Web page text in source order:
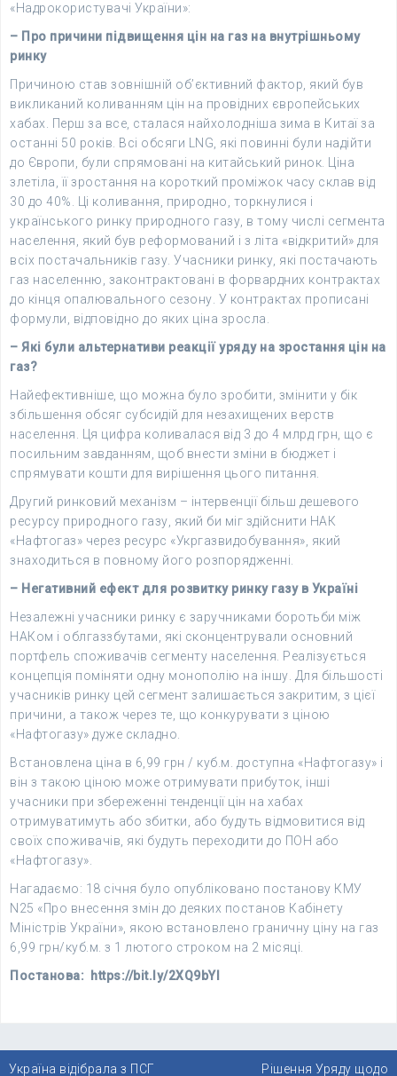
«Надрокористувачі України»:
– Про причини підвищення цін на газ на внутрішньому
ринку
Причиною став зовнішній об’єктивний фактор, який був
викликаний коливанням цін на провідних європейських
хабах. Перш за все, сталася найхолодніша зима в Китаї за
останні 50 років. Всі обсяги LNG, які повинні були надійти
до Європи, були спрямовані на китайський ринок. Ціна
злетіла, її зростання на короткий проміжок часу склав від
30 до 40%. Ці коливання, природно, торкнулися і
українського ринку природного газу, в тому числі сегмента
населення, який був реформований і з літа «відкритий» для
всіх постачальників газу. Учасники ринку, які постачають
газ населенню, законтрактовані в форвардних контрактах
до кінця опалювального сезону. У контрактах прописані
формули, відповідно до яких ціна зросла.
– Які були альтернативи реакції уряду на зростання цін на
газ?
Найефективніше, що можна було зробити, змінити у бік
збільшення обсяг субсидій для незахищених верств
населення. Ця цифра коливалася від 3 до 4 млрд грн, що є
посильним завданням, щоб внести зміни в бюджет і
спрямувати кошти для вирішення цього питання.
Другий ринковий механізм – інтервенції більш дешевого
ресурсу природного газу, який би міг здійснити НАК
«Нафтогаз» через ресурс «Укргазвидобування», який
знаходиться в повному його розпорядженні.
– Негативний ефект для розвитку ринку газу в Україні
Незалежні учасники ринку є заручниками боротьби між
НАКом і облгаззбутами, які сконцентрували основний
портфель споживачів сегменту населення. Реалізується
концепція поміняти одну монополію на іншу. Для більшості
учасників ринку цей сегмент залишається закритим, з цієї
причини, а також через те, що конкурувати з ціною
«Нафтогазу» дуже складно.
Встановлена ​​ціна в 6,99 грн / куб.м. доступна «Нафтогазу» і
він з такою ціною може отримувати прибуток, інші
учасники при збереженні тенденції цін на хабах
отримуватимуть або збитки, або будуть відмовитися від
своїх споживачів, які будуть переходити до ПОН або
«Нафтогазу».
Нагадаємо: 18 січня було опубліковано постанову КМУ
N25 «Про внесення змін до деяких постанов Кабінету
Міністрів України», якою встановлено граничну ціну на газ
6,99 грн/куб.м. з 1 лютого строком на 2 місяці.
Постанова: https://bit.ly/2XQ9bYl
Навігація
Україна відібрала з ПСГ
Рішення Уряду щодо